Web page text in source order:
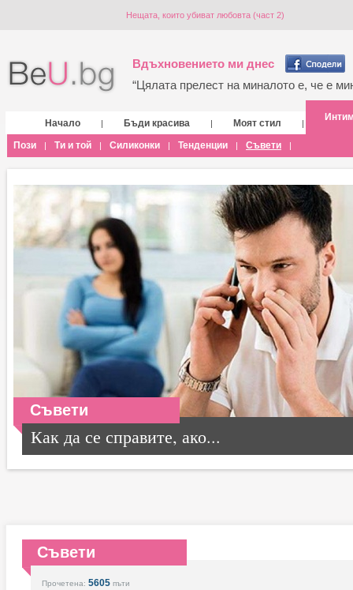
Нещата, които убиват любовта (част 2)
Вдъхновението ми днес
“Цялата прелест на миналото е, че е
Начало | Бъди красива | Моят стил |
Пози | Ти и той | Силиконки | Тенденции | Съвети |
Съвети
Как да се справите, ако...
Съвети
Прочетена: 5605 пъти